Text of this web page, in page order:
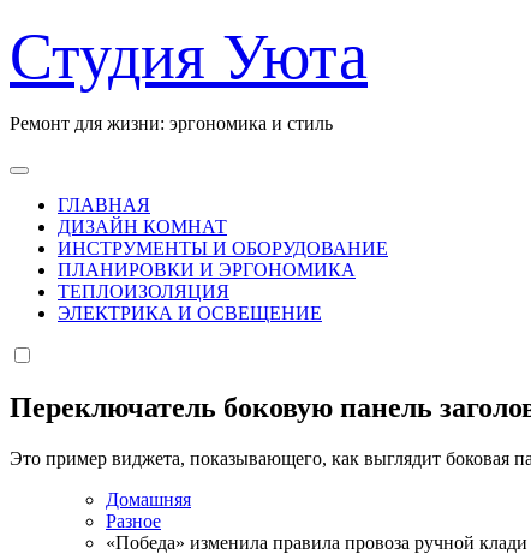
к
содержанию
Студия Уюта
Ремонт для жизни: эргономика и стиль
ГЛАВНАЯ
ДИЗАЙН КОМНАТ
ИНСТРУМЕНТЫ И ОБОРУДОВАНИЕ
ПЛАНИРОВКИ И ЭРГОНОМИКА
ТЕПЛОИЗОЛЯЦИЯ
ЭЛЕКТРИКА И ОСВЕЩЕНИЕ
Переключатель боковую панель
Это пример виджета, показывающего, как выглядит боковая
Домашняя
Разное
«Победа» изменила правила провоза ручной клади